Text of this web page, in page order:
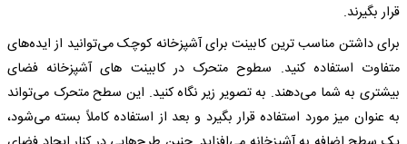
قرار بگیرند.
برای داشتن مناسب ترین کابینت برای آشپزخانه کوچک می‌توانید از ایده‌های
متفاوت استفاده کنید. سطوح متحرک در کابینت های آشپزخانه فضای
بیشتری به شما می‌دهند. به تصویر زیر نگاه کنید. این سطح متحرک می‌تواند
به عنوان میز مورد استفاده قرار بگیرد و بعد از استفاده کاملاً بسته می‌شود،